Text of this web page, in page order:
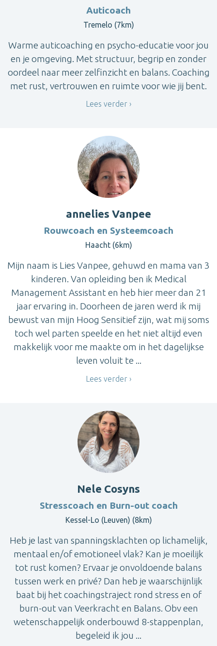
Auticoach
Tremelo (7km)
Warme auticoaching en psycho-educatie voor jou
en je omgeving. Met structuur, begrip en zonder
oordeel naar meer zelfinzicht en balans. Coaching
met rust, vertrouwen en ruimte voor wie jij bent.
Lees verder
annelies Vanpee
Rouwcoach en Systeemcoach
Haacht (6km)
Mijn naam is Lies Vanpee, gehuwd en mama van 3
kinderen. Van opleiding ben ik Medical
Management Assistant en heb hier meer dan 21
jaar ervaring in. Doorheen de jaren werd ik mij
bewust van mijn Hoog Sensitief zijn, wat mij soms
toch wel parten speelde en het niet altijd even
makkelijk voor me maakte om in het dagelijkse
leven voluit te ...
Lees verder
Nele Cosyns
Stresscoach en Burn-out coach
Kessel-Lo (Leuven) (8km)
Heb je last van spanningsklachten op lichamelijk,
mentaal en/of emotioneel vlak? Kan je moeilijk
tot rust komen? Ervaar je onvoldoende balans
tussen werk en privé? Dan heb je waarschijnlijk
baat bij het coachingstraject rond stress en of
burn-out van Veerkracht en Balans. Obv een
wetenschappelijk onderbouwd 8-stappenplan,
begeleid ik jou ...